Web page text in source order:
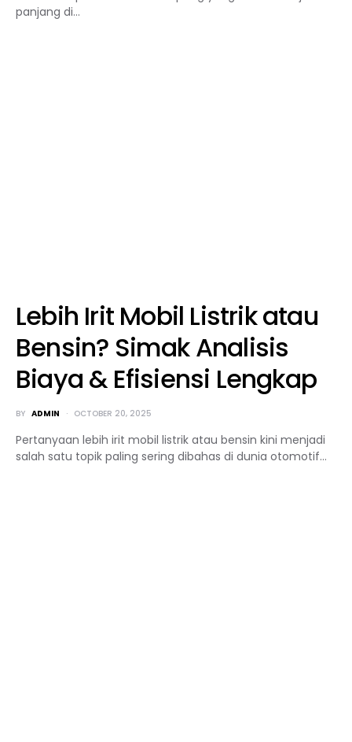
panjang di…
Lebih Irit Mobil Listrik atau
Bensin? Simak Analisis
Biaya & Efisiensi Lengkap
BY ADMIN OCTOBER 20, 2025
Pertanyaan lebih irit mobil listrik atau bensin kini menjadi
salah satu topik paling sering dibahas di dunia otomotif…